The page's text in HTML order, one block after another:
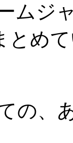
ムジ
とめ
の、